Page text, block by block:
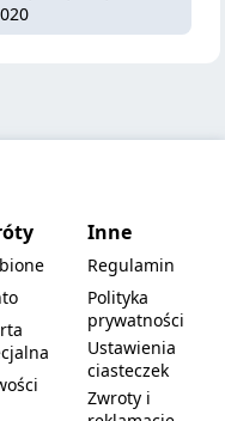
Inne
Regulamin
Polityka
prywatności
Ustawienia
ciasteczek
Zwroty i